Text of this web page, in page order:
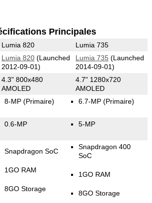
Principales
Lumia 820 Lumia 735
Lumia 820(Launched
2012-09-01)
Lumia 735 (Launched
2014-09-01)
4.3" 800x480
AMOLED
4.7" 1280x720
AMOLED
8-MP (Primaire) 6.7-MP (Primaire)
0.6-MP 5-MP
Snapdragon SoC
1GO RAM
8GO Storage
Snapdragon 400
SoC
1GO RAM
8GO Storage